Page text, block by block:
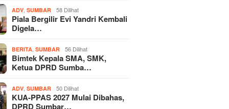
ADV ,SUMBAR 58 Dilihat
Piala Bergilir Evi Yandri Kembali
Digela…
BERITA ,SUMBAR 56 Dilihat
Bimtek Kepala SMA, SMK,
Ketua DPRD Sumba…
ADV ,SUMBAR 50 Dilihat
KUA-PPAS 2027 Mulai Dibahas,
DPRD Sumbar…